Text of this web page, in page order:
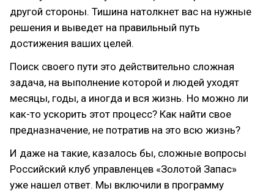
другой стороны. Тишина натолкнет вас на нужные
решения и выведет на правильный путь
достижения ваших целей.
Поиск своего пути это действительно сложная
задача, на выполнение которой и людей уходят
месяцы, годы, а иногда и вся жизнь. Но можно ли
как-то ускорить этот процесс? Как найти свое
предназначение, не потратив на это всю жизнь?
И даже на такие, казалось бы, сложные вопросы
Российский клуб управленцев «Золотой Запас»
уже нашел ответ. Мы включили в программу